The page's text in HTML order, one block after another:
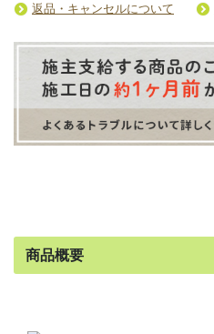
返品・キャンセルについて
商品概要